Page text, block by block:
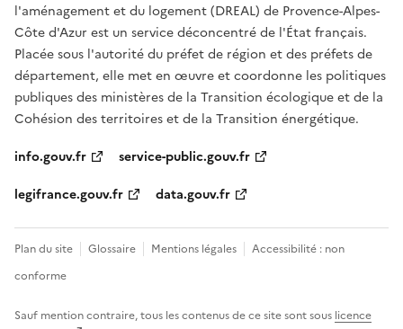
l'aménagement et du logement (DREAL) de Provence-Alpes-
Côte d'Azur est un service déconcentré de l'État français.
Placée sous l'autorité du préfet de région et des préfets de
département, elle met en œuvre et coordonne les politiques
publiques des ministères de la Transition écologique et de la
Cohésion des territoires et de la Transition énergétique.
info.gouv.fr
service-public.gouv.fr
legifrance.gouv.fr
data.gouv.fr
Plan du site Glossaire Mentions légales
Accessibilité : non
conforme
Sauf mention contraire, tous les contenus de ce site sont sous licence